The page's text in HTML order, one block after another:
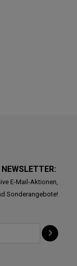
E-Mail-Aktionen,
Sonderangebote!